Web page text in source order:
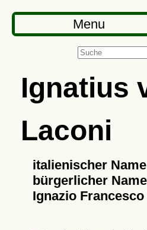
Menu
Ignatius
Laconi
italienischer
bürgerlicher
Ignazio